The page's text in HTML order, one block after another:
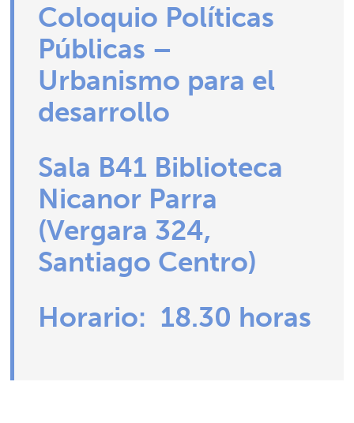
Coloquio Políticas
Públicas –
Urbanismo para el
desarrollo
Sala B41 Biblioteca
Nicanor Parra
(Vergara 324,
Santiago Centro)
Horario: 18.30 horas